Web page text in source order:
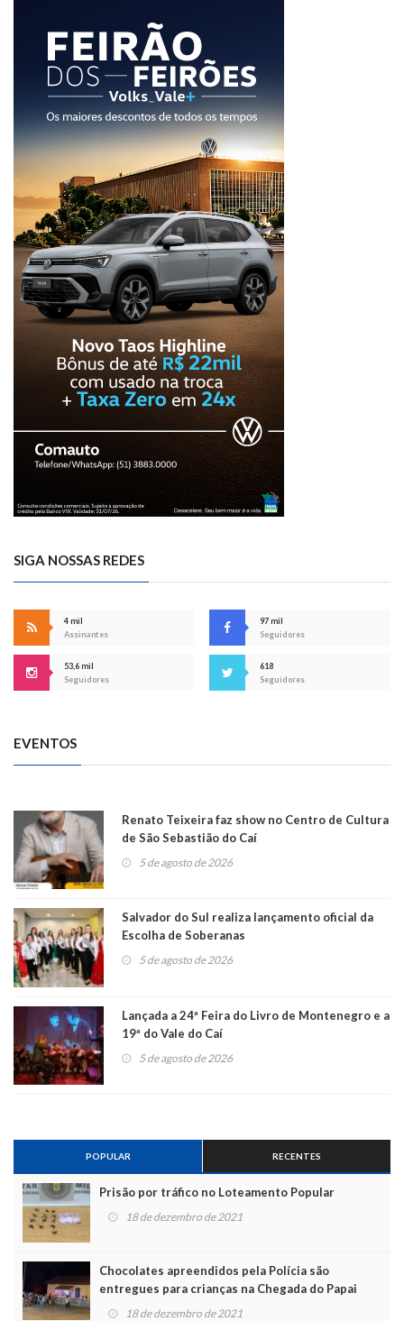
SIGA NOSSAS REDES
4 mil
Assinantes
97 mil
Seguidores
53,6 mil
Seguidores
618
Seguidores
EVENTOS
Renato Teixeira faz show no Centro de Cultura
de São Sebastião do Caí
5 de agosto de 2026
Salvador do Sul realiza lançamento oficial da
Escolha de Soberanas
5 de agosto de 2026
Lançada a 24ª Feira do Livro de Montenegro e a
19ª do Vale do Caí
5 de agosto de 2026
POPULAR RECENTES
Prisão por tráfico no Loteamento Popular
18 de dezembro de 2021
Chocolates apreendidos pela Polícia são
entregues para crianças na Chegada do Papai
Noel
18 de dezembro de 2021